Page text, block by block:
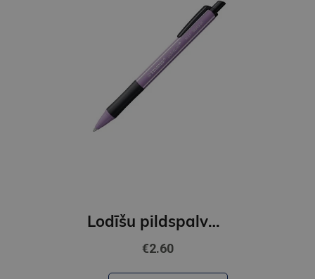
Lodīšu pildspalva STABILO Pointball NatureCOLORS Wildflower, grey violet / zila
€2.60